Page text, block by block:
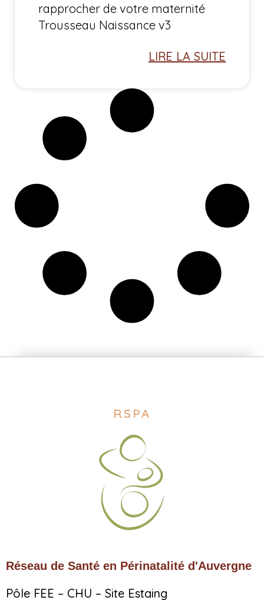
rapprocher de votre maternité
Trousseau Naissance v3
LIRE LA SUITE
RSPA
Réseau de Santé en Périnatalité d'Auvergne
Pôle FEE – CHU – Site Estaing